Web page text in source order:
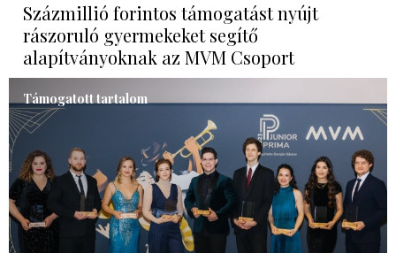
Százmillió forintos támogatást nyújt
rászoruló gyermekeket segítő
alapítványoknak az MVM Csoport
Támogatott tartalom